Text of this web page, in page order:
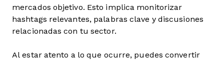
mercados objetivo. Esto implica monitorizar
hashtags relevantes, palabras clave y discusiones
relacionadas con tu sector.
Al estar atento a lo que ocurre, puedes convertir